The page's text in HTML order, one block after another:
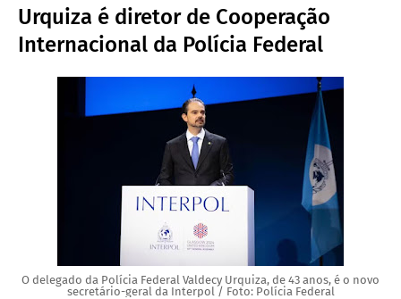
Urquiza é diretor de Cooperação
Internacional da Polícia Federal
O delegado da Polícia Federal Valdecy Urquiza, de 43 anos, é o novo
secretário-geral da Interpol / Foto: Polícia Federal